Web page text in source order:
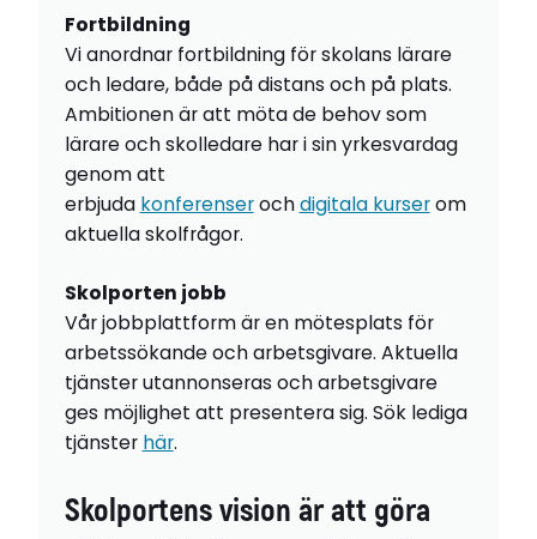
Fortbildning
Vi anordnar fortbildning för skolans lärare
och ledare, både på distans och på plats.
Ambitionen är att möta de behov som
lärare och skolledare har i sin yrkesvardag
genom att
erbjuda konferenserochdigitala kurserom
aktuella skolfrågor.
Skolporten jobb
Vår jobbplattform är en mötesplats för
arbetssökande och arbetsgivare. Aktuella
tjänster utannonseras och arbetsgivare
ges möjlighet att presentera sig. Sök lediga
tjänster här.
Skolportens vision är att göra